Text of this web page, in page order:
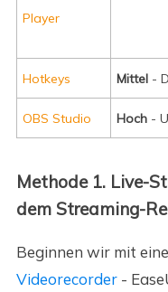
Player
Hotkeys Mittel-
OBS Studio Hoch-
Methode 1. Live-
dem Streaming-
Beginnen wir mit
Videorecorder-